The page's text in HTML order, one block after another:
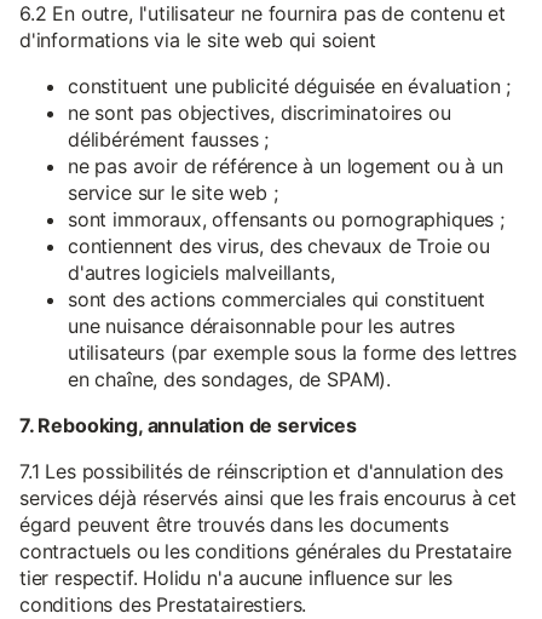
6.2 En outre, l'utilisateur ne fournira pas de contenu et
d'informations via le site web qui soient
constituent une publicité déguisée en évaluation ;
ne sont pas objectives, discriminatoires ou
délibérément fausses ;
ne pas avoir de référence à un logement ou à un
service sur le site web ;
sont immoraux, offensants ou pornographiques ;
contiennent des virus, des chevaux de Troie ou
d'autres logiciels malveillants,
sont des actions commerciales qui constituent
une nuisance déraisonnable pour les autres
utilisateurs (par exemple sous la forme des lettres
en chaîne, des sondages, de SPAM).
7. Rebooking, annulation de services
7.1 Les possibilités de réinscription et d'annulation des
services déjà réservés ainsi que les frais encourus à cet
égard peuvent être trouvés dans les documents
contractuels ou les conditions générales du Prestataire
tier respectif. Holidu n'a aucune influence sur les
conditions des Prestatairestiers.